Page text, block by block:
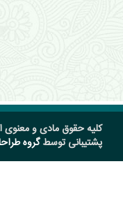
کلیه حقوق مادی و
پشتیبانی توسطگروه